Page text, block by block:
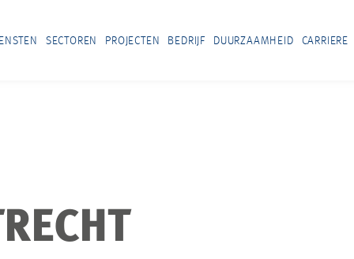
SECTOREN PROJECTEN BEDRIJF DUURZAAMHEID CARRIERE